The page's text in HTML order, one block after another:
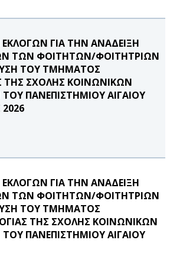
ΓΙΑ ΤΗΝ ΑΝΑΔΕΙΞΗ
ΤΩΝ ΦΟΙΤΗΤΩΝ/ΦΟΙΤΗΤΡΙΩΝ
ΤΟΥ ΤΜΗΜΑΤΟΣ
ΤΗΣ ΣΧΟΛΗΣ ΚΟΙΝΩΝΙΚΩΝ
ΠΑΝΕΠΙΣΤΗΜΙΟΥ ΑΙΓΑΙΟΥ
ΓΙΑ ΤΗΝ ΑΝΑΔΕΙΞΗ
ΤΩΝ ΦΟΙΤΗΤΩΝ/ΦΟΙΤΗΤΡΙΩΝ
ΤΟΥ ΤΜΗΜΑΤΟΣ
ΤΗΣ ΣΧΟΛΗΣ ΚΟΙΝΩΝΙΚΩΝ
ΠΑΝΕΠΙΣΤΗΜΙΟΥ ΑΙΓΑΙΟΥ